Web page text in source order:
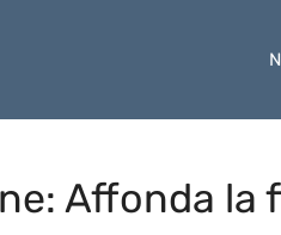
Affonda la